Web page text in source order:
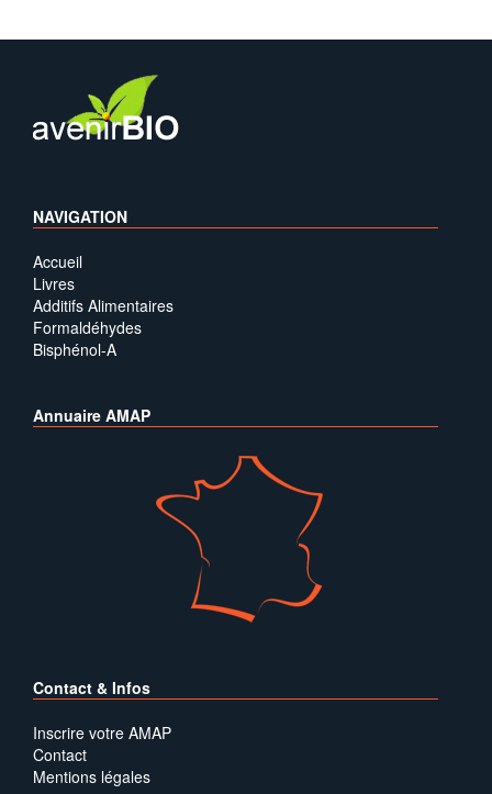
NAVIGATION
Accueil
Livres
Additifs Alimentaires
Formaldéhydes
Bisphénol-A
Annuaire AMAP
Contact & Infos
Inscrire votre AMAP
Contact
Mentions légales